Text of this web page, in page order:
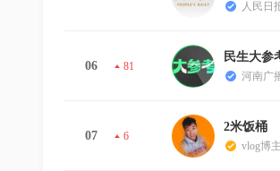
人民日
06 81
民生大参
河南广
07 6
2米饭桶
vlog博主